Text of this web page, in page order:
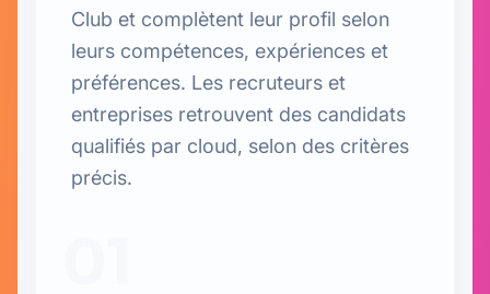
Club et complètent leur profil selon
leurs compétences, expériences et
préférences. Les recruteurs et
entreprises retrouvent des candidats
qualifiés par cloud, selon des critères
précis.